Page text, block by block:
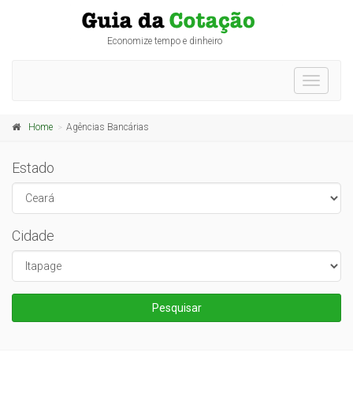
Economize tempo e dinheiro
Toggle
Home Agências Bancárias
Estado
Cidade
Pesquisar